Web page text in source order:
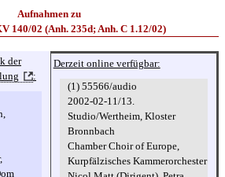
Aufnahmen zu
140/02 (Anh. 235d; Anh. C 1.12/02)
der
:
Derzeit online verfügbar:
(1) 55566/audio
2002-02-11/13.
Studio/Wertheim, Kloster
Bronnbach
Chamber Choir of Europe,
Kurpfälzisches Kammerorchester